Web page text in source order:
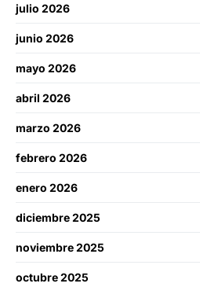
julio 2026
junio 2026
mayo 2026
abril 2026
marzo 2026
febrero 2026
enero 2026
diciembre 2025
noviembre 2025
octubre 2025